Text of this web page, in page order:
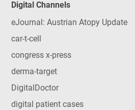
Digital Channels
eJournal: Austrian Atopy Update
car-t-cell
congress x-press
derma-target
DigitalDoctor
digital patient cases